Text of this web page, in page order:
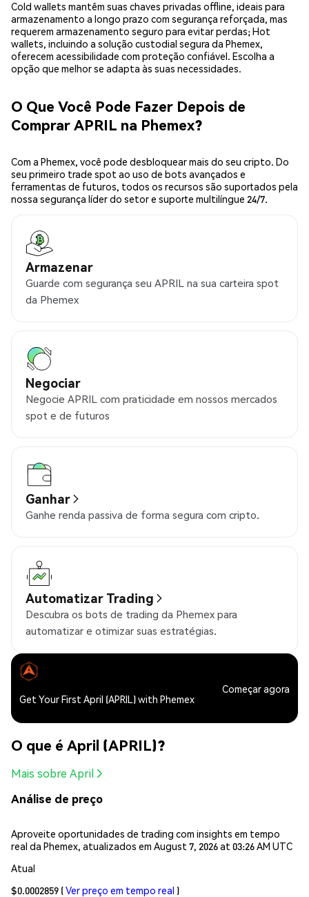
Cold wallets mantêm suas chaves privadas offline, ideais para
armazenamento a longo prazo com segurança reforçada, mas
requerem armazenamento seguro para evitar perdas; Hot
wallets, incluindo a solução custodial segura da Phemex,
oferecem acessibilidade com proteção confiável. Escolha a
opção que melhor se adapta às suas necessidades.
O Que Você Pode Fazer Depois de
Comprar APRIL na Phemex?
Com a Phemex, você pode desbloquear mais do seu cripto. Do
seu primeiro trade spot ao uso de bots avançados e
ferramentas de futuros, todos os recursos são suportados pela
nossa segurança líder do setor e suporte multilíngue 24/7.
Armazenar
Guarde com segurança seu APRIL na sua carteira spot
da Phemex
Negociar
Negocie APRIL com praticidade em nossos mercados
spot e de futuros
Ganhar
Ganhe renda passiva de forma segura com cripto.
Automatizar Trading
Descubra os bots de trading da Phemex para
automatizar e otimizar suas estratégias.
Get Your First April (APRIL) with Phemex
Começar agora
O que é April (APRIL)?
Mais sobre April
Análise de preço
Aproveite oportunidades de trading com insights em tempo
real da Phemex, atualizados em August 7, 2026 at 03:26 AM UTC
Atual
$0.0002859 (Ver preço em tempo real )